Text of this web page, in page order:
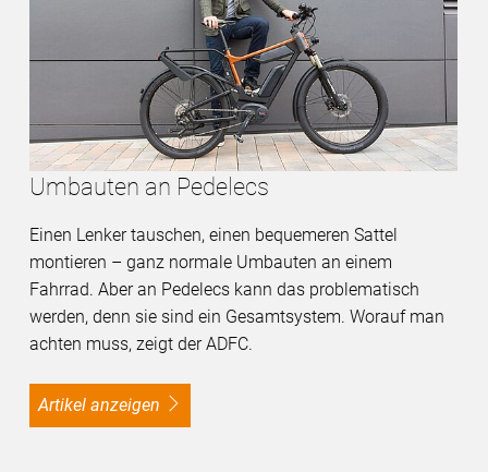
Umbauten an Pedelecs
Einen Lenker tauschen, einen bequemeren Sattel
montieren – ganz normale Umbauten an einem
Fahrrad. Aber an Pedelecs kann das problematisch
werden, denn sie sind ein Gesamtsystem. Worauf man
achten muss, zeigt der ADFC.
Artikel anzeigen